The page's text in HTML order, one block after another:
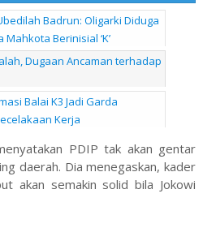
Badrun: Oligarki Diduga
Berinisial ‘K’
Dugaan Ancaman terhadap
Balai K3 Jadi Garda
Kerja
PDIP tak akan gentar
daerah. Dia menegaskan, kader
akan semakin solid bila Jokowi